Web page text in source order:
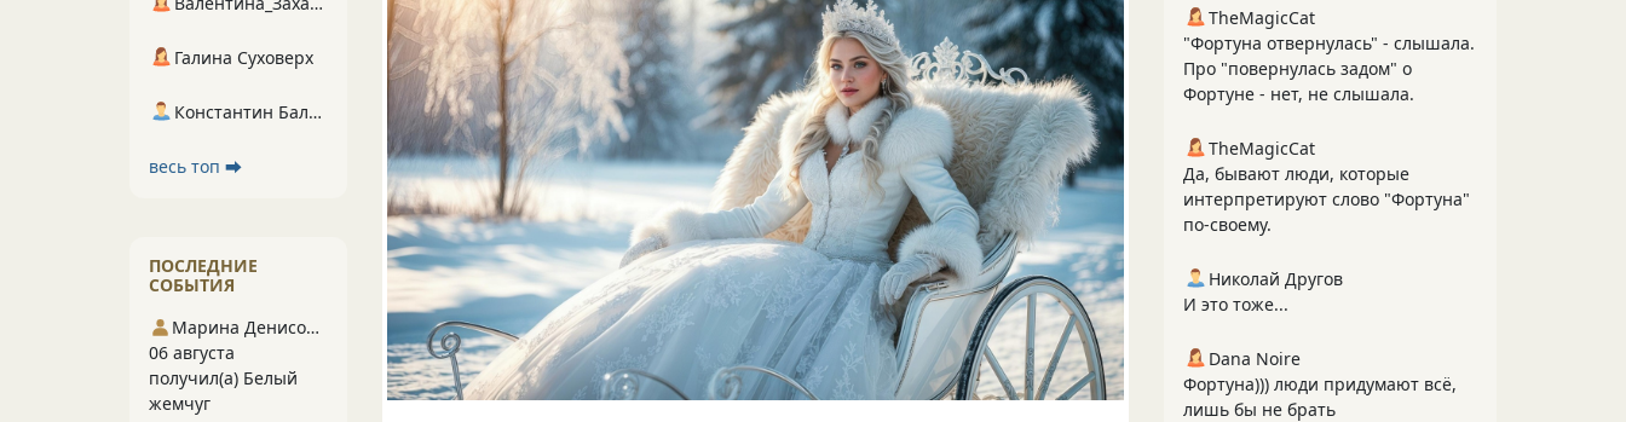
TheMagicCat
"Фортуна отвернулась" - слышала.
Про "повернулась задом" о
Фортуне - нет, не слышала.
TheMagicCat
Да, бывают люди, которые
интерпретируют слово "Фортуна"
по-своему.
Николай Другов
И это тоже...
Dana Noire
Фортуна))) люди придумают всё,
лишь бы не брать
Галина Суховерх
Константин Балухта
весь топ ⮕
ПОСЛЕДНИЕ
СОБЫТИЯ
Марина Денисова 5
06 августа
получил(а) Белый
жемчуг